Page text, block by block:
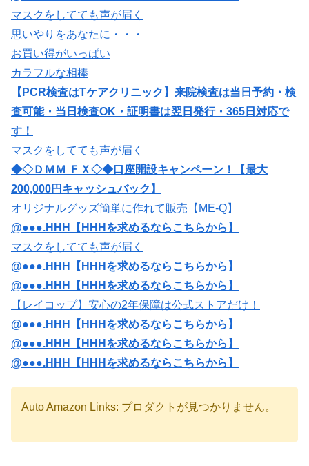
マスクをしてても声が届く
思いやりをあなたに・・・
お買い得がいっぱい
カラフルな相棒
【PCR検査はTケアクリニック】来院検査は当日予約・検
査可能・当日検査OK・証明書は翌日発行・365日対応で
す！
マスクをしてても声が届く
◆◇ＤＭＭ ＦＸ◇◆口座開設キャンペーン！【最大
200,000円キャッシュバック】
オリジナルグッズ簡単に作れて販売【ME-Q】
@●●●.HHH【HHHを求めるならこちらから】
マスクをしてても声が届く
@●●●.HHH【HHHを求めるならこちらから】
@●●●.HHH【HHHを求めるならこちらから】
【レイコップ】安心の2年保障は公式ストアだけ！
@●●●.HHH【HHHを求めるならこちらから】
@●●●.HHH【HHHを求めるならこちらから】
@●●●.HHH【HHHを求めるならこちらから】
Auto Amazon Links: プロダクトが見つかりません。